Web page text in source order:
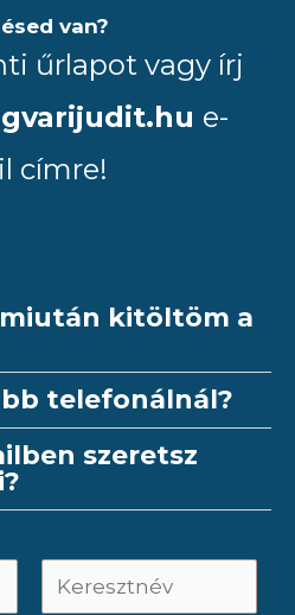
van?
űrlapot vagy írj
e-
címre!
kitöltöm a
telefonálnál?
szeretsz